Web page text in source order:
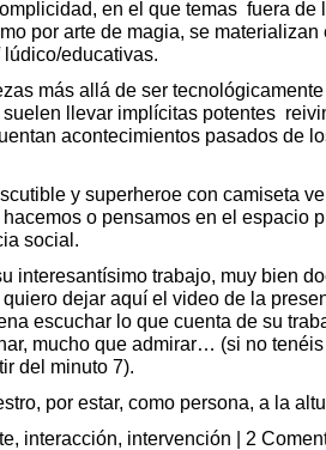
en el que temas fuera de
por arte de magia, se
educativas.
más allá de ser
suelen llevar implícitas potentes
acontecimientos pasados de
y superheroe con camiseta
o pensamos en el espacio
social.
interesantísimo trabajo, muy bien
dejar aquí el video de la
escuchar lo que cuenta de su
mucho que admirar… (si no
del minuto 7).
por estar, como persona, a la
, interacción, intervención | 2